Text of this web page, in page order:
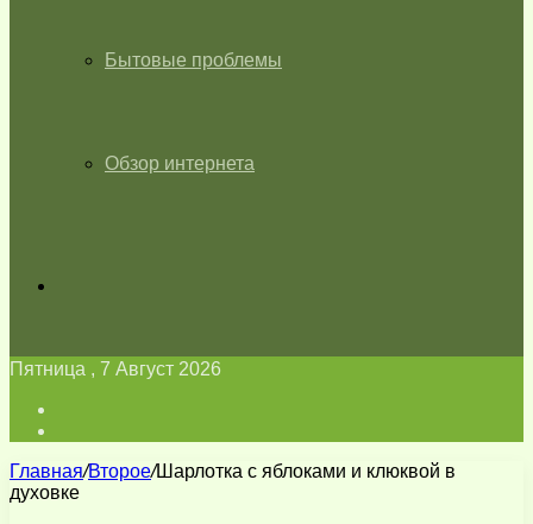
Бытовые проблемы
Обзор интернета
Пятница , 7 Август 2026
Главная/Второе/Шарлотка с яблоками и клюквой в
духовке